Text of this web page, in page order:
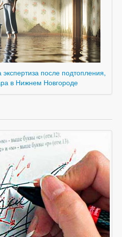
экспертиза после подтопления,
в Нижнем Новгороде